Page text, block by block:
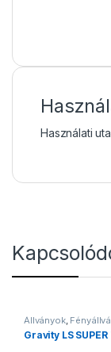
Használati
Állványok,
Gravity LS SUPER